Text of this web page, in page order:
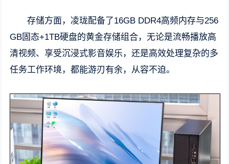
存储方面，凌珑配备了16GB DDR4高频内存与256
GB固态+1TB硬盘的黄金存储组合，无论是流畅播放高
清视频、享受沉浸式影音娱乐，还是高效处理复杂的多
任务工作环境，都能游刃有余，从容不迫。